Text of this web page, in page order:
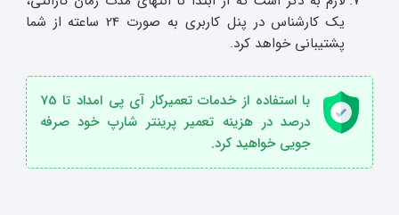
یک کارشناس در پنل کاربری به صورت 24 ساعته از شما
پشتیبانی خواهد کرد.
با استفاده از خدمات تعمیرکار آی پی امداد تا 75
درصد در هزینه تعمیر پرینتر شارپ خود صرفه
جویی خواهید کرد.